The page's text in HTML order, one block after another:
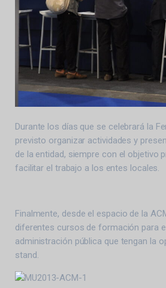
Durante los días que se celebrará la
previsto organizar actividades y
de la entidad, siempre con el objetivo
facilitar el trabajo a los entes locales.
Finalmente, desde el espacio de la
diferentes cursos de formación para
administración pública que tengan la
stand.